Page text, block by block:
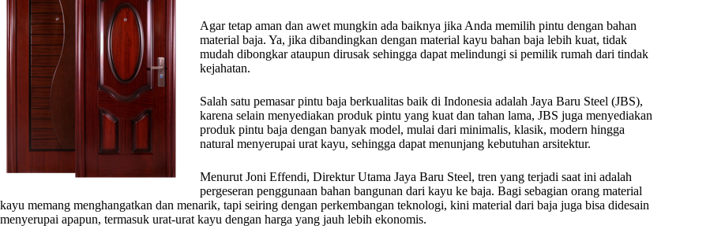
Agar tetap aman dan awet mungkin ada baiknya jika Anda memilih pintu dengan bahan
material baja. Ya, jika dibandingkan dengan material kayu bahan baja lebih kuat, tidak
mudah dibongkar ataupun dirusak sehingga dapat melindungi si pemilik rumah dari tindak
kejahatan.
Salah satu pemasar pintu baja berkualitas baik di Indonesia adalah Jaya Baru Steel (JBS),
karena selain menyediakan produk pintu yang kuat dan tahan lama, JBS juga menyediakan
produk pintu baja dengan banyak model, mulai dari minimalis, klasik, modern hingga
natural menyerupai urat kayu, sehingga dapat menunjang kebutuhan arsitektur.
Menurut Joni Effendi, Direktur Utama Jaya Baru Steel, tren yang terjadi saat ini adalah
pergeseran penggunaan bahan bangunan dari kayu ke baja. Bagi sebagian orang material
kayu memang menghangatkan dan menarik, tapi seiring dengan perkembangan teknologi, kini material dari baja juga bisa didesain
menyerupai apapun, termasuk urat-urat kayu dengan harga yang jauh lebih ekonomis.